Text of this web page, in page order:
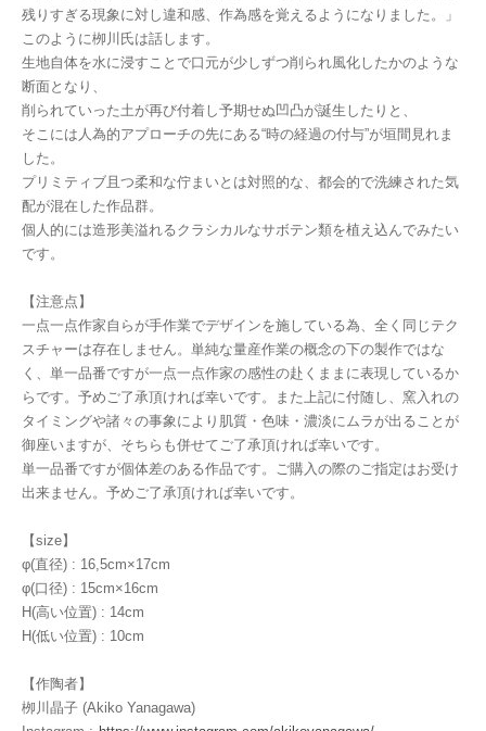
残りすぎる現象に対し違和感、作為感を覚えるようになりました。」
このように栁川氏は話します。
生地自体を水に浸すことで口元が少しずつ削られ風化したかのような
断面となり、
削られていった土が再び付着し予期せぬ凹凸が誕生したりと、
そこには人為的アプローチの先にある“時の経過の付与”が垣間見れま
した。
プリミティブ且つ柔和な佇まいとは対照的な、都会的で洗練された気
配が混在した作品群。
個人的には造形美溢れるクラシカルなサボテン類を植え込んでみたい
です。
【注意点】
一点一点作家自らが手作業でデザインを施している為、全く同じテク
スチャーは存在しません。単純な量産作業の概念の下の製作ではな
く、単一品番ですが一点一点作家の感性の赴くままに表現しているか
らです。予めご了承頂ければ幸いです。また上記に付随し、窯入れの
タイミングや諸々の事象により肌質・色味・濃淡にムラが出ることが
御座いますが、そちらも併せてご了承頂ければ幸いです。
単一品番ですが個体差のある作品です。ご購入の際のご指定はお受け
出来ません。予めご了承頂ければ幸いです。
【size】
φ(直径) : 16,5cm×17cm
φ(口径) : 15cm×16cm
H(高い位置) : 14cm
H(低い位置) : 10cm
【作陶者】
栁川晶子 (Akiko Yanagawa)